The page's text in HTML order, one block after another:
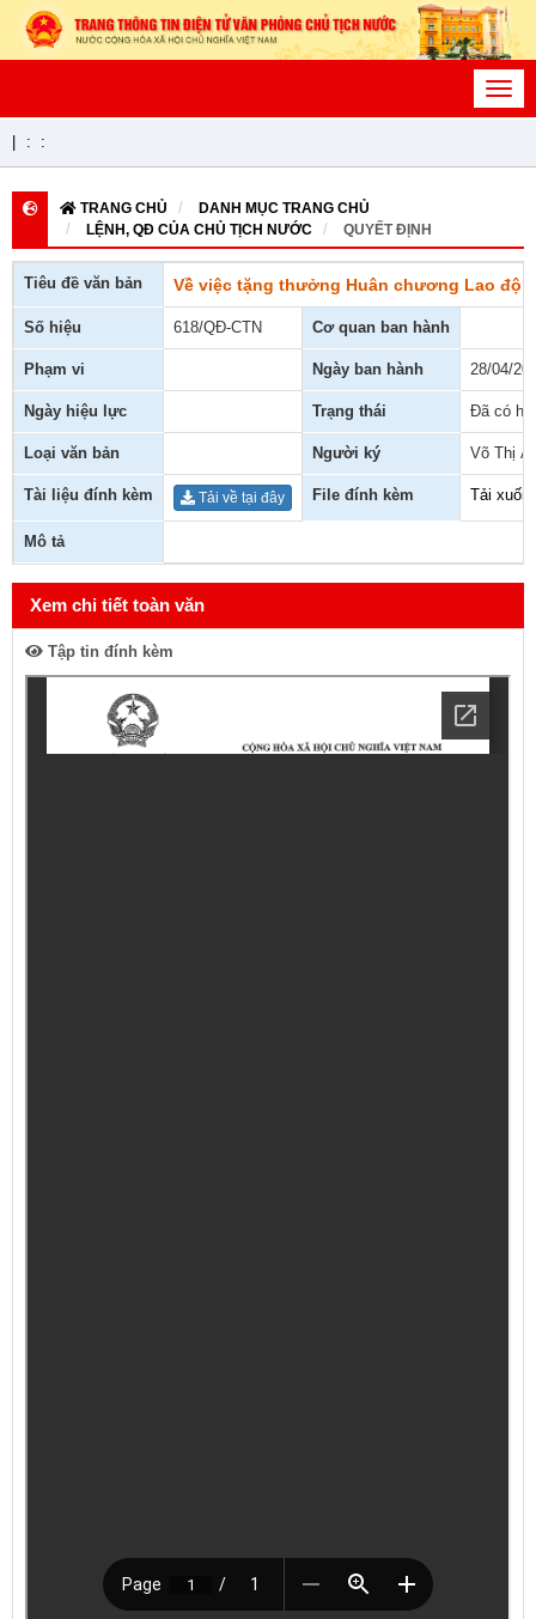
: :
TRANG CHỦ
DANH MỤC TRANG CHỦ
LỆNH, QĐ CỦA CHỦ TỊCH NƯỚC
QUYẾT ĐỊNH
Tiêu đề văn bản Về việc tặng thưởng Huân chương Lao
Số hiệu 618/QĐ-CTN Cơ quan ban hành
Phạm vi Ngày ban hành 28/04/
Ngày hiệu lực Trạng thái Đã có
Loại văn bản Người ký Võ Thị
Tài liệu đính kèm Tải về tại đây File đính kèm Tải
Mô tả
Xem chi tiết toàn văn
Tập tin đính kèm